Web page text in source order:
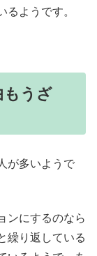
るようです。
もうざ
が多いようで
ンにするのなら
繰り返している